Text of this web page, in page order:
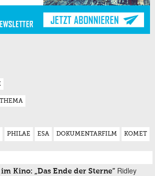
PHILAE ESA DOKUMENTARFILM KOMET
Kino: „Das Ende der Sterne“ Ridley